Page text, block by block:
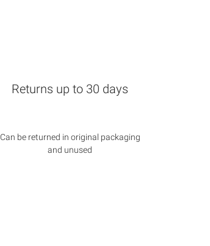
Returns up to 30 days
Can be returned in original packaging
and unused